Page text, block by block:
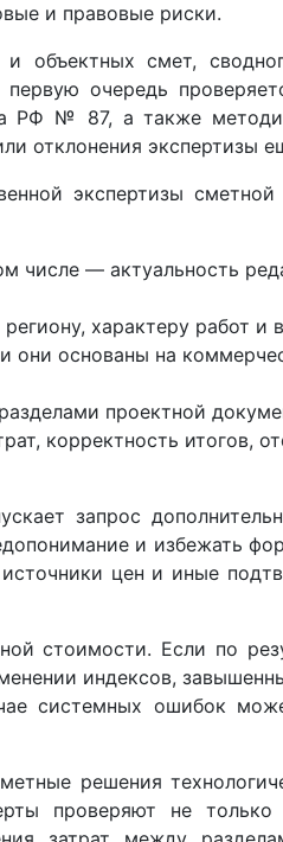
и правовые риски.
объектных смет,
очередь
РФ № 87, а также
отклонения экспертизы
экспертизы сметной
— актуальность
характеру работ и
они основаны на
проектной
корректность итогов,
запрос
и избежать
цен и иные
стоимости. Если по
индексов,
системных ошибок
решения
проверяют не